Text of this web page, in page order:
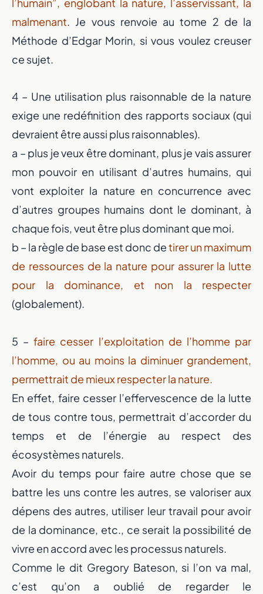
malmenant . Je vous renvoie au tome 2 de la
Méthode d’Edgar Morin, si vous voulez creuser
ce sujet.
4 – Une utilisation plus raisonnable de la nature
exige une redéfinition des rapports sociaux (qui
devraient être aussi plus raisonnables).
a – plus je veux être dominant, plus je vais assurer
mon pouvoir en utilisant d’autres humains, qui
vont exploiter la nature en concurrence avec
d’autres groupes humains dont le dominant, à
chaque fois, veut être plus dominant que moi.
b – la règle de base est donc detirer un maximum
de ressources de la nature pour assurer la lutte
pour la dominance, et non la respecter
(globalement).
5 – faire cesser l’exploitation de l’homme par
l’homme, ou au moins la diminuer grandement,
permettrait de mieux respecter la nature.
En effet, faire cesser l’effervescence de la lutte
de tous contre tous, permettrait d’accorder du
temps et de l’énergie au respect des
écosystèmes naturels.
Avoir du temps pour faire autre chose que se
battre les uns contre les autres, se valoriser aux
dépens des autres, utiliser leur travail pour avoir
de la dominance, etc., ce serait la possibilité de
vivre en accord avec les processus naturels.
Comme le dit Gregory Bateson, si l’on va mal,
c’est qu’on a oublié de regarder le